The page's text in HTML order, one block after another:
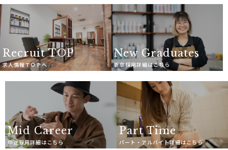
Recruit TOP
求人情報ＴＯＰへ
New Graduates
新卒採用詳細はこちら
Mid Career
中途採用詳細はこちら
Part Time
パート・アルバイト詳細はこちら